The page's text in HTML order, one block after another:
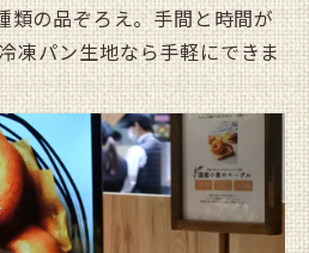
類の品ぞろえ。手間と時間が
凍パン生地なら手軽にできま